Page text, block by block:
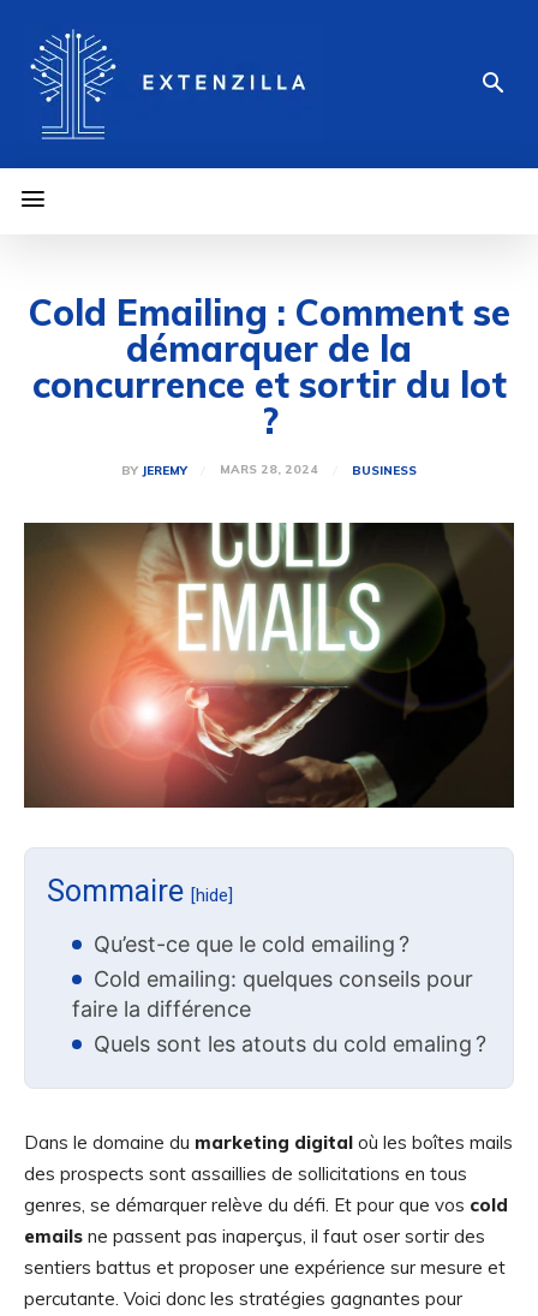
Cold Emailing : Comment se
démarquer de la
concurrence et sortir du lot
?
BY JEREMY MARS 28, 2024 BUSINESS
Sommaire [hide]
Qu’est-ce que le cold emailing ?
Cold emailing: quelques conseils pour
faire la différence
Quels sont les atouts du cold emaling ?
Dans le domaine du marketing digital où les boîtes mails
des prospects sont assaillies de sollicitations en tous
genres, se démarquer relève du défi. Et pour que vos cold
emails ne passent pas inaperçus, il faut oser sortir des
sentiers battus et proposer une expérience sur mesure et
percutante. Voici donc les stratégies gagnantes pour